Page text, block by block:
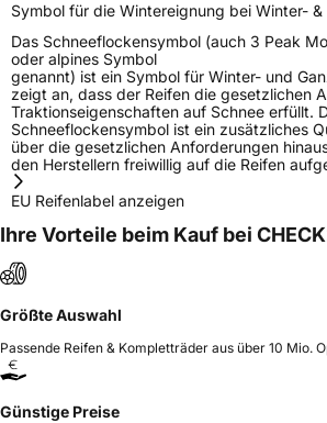
Symbol für die Wintereignung bei Winter- &
Das Schneeflockensymbol (auch 3 Peak
oder alpines Symbol
genannt) ist ein Symbol für Winter- und
zeigt an, dass der Reifen die gesetzlichen
Traktionseigenschaften auf Schnee erfüllt.
Schneeflockensymbol ist ein zusätzliches
über die gesetzlichen Anforderungen
den Herstellern freiwillig auf die Reifen
EU Reifenlabel anzeigen
Ihre Vorteile beim Kauf bei
Größte Auswahl
Passende Reifen & Kompletträder aus über 10 Mio.
Günstige Preise